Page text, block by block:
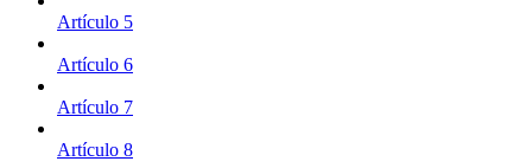
Artículo 5
Artículo 6
Artículo 7
Artículo 8